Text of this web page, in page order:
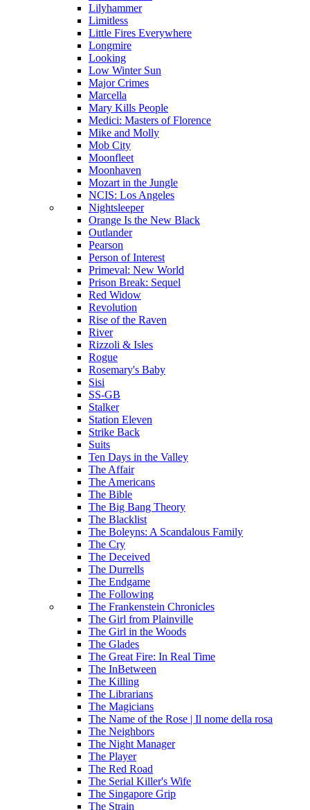
Lilyhammer
Limitless
Little Fires Everywhere
Longmire
Looking
Low Winter Sun
Major Crimes
Marcella
Mary Kills People
Medici: Masters of Florence
Mike and Molly
Mob City
Moonfleet
Moonhaven
Mozart in the Jungle
NCIS: Los Angeles
Nightsleeper
Orange Is the New Black
Outlander
Pearson
Person of Interest
Primeval: New World
Prison Break: Sequel
Red Widow
Revolution
Rise of the Raven
River
Rizzoli & Isles
Rogue
Rosemary's Baby
Sisi
SS-GB
Stalker
Station Eleven
Strike Back
Suits
Ten Days in the Valley
The Affair
The Americans
The Bible
The Big Bang Theory
The Blacklist
The Boleyns: A Scandalous Family
The Cry
The Deceived
The Durrells
The Endgame
The Following
The Frankenstein Chronicles
The Girl from Plainville
The Girl in the Woods
The Glades
The Great Fire: In Real Time
The InBetween
The Killing
The Librarians
The Magicians
The Name of the Rose | Il nome della rosa
The Neighbors
The Night Manager
The Player
The Red Road
The Serial Killer's Wife
The Singapore Grip
The Strain